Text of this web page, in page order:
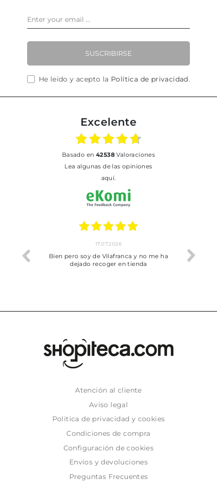
SUSCRIBIRSE
He leído y acepto la Política de privacidad.
Excelente
basado en 42538Valoraciones
Lea algunas de las opiniones
aquí.
trobat
17.07.2026
Bien pero soy de Vilafranca y no me ha
dejado recoger en tienda
Atención al cliente
Aviso legal
Politica de privacidad y cookies
Condiciones de compra
Configuración de cookies
Envíos y devoluciones
Preguntas Frecuentes